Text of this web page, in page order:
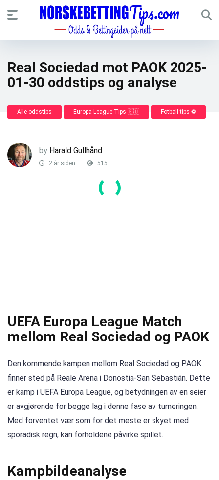
Real Sociedad mot PAOK 2025-
01-30 oddstips og analyse
Alle oddstips Europa League Tips 🇪🇺 Fotball tips ⚽
by Harald Gullhånd
2 år siden 515
UEFA Europa League Match
mellom Real Sociedad og PAOK
Den kommende kampen mellom Real Sociedad og PAOK
finner sted på Reale Arena i Donostia-San Sebastián. Dette
er kamp i UEFA Europa League, og betydningen av en seier
er avgjørende for begge lag i denne fase av turneringen.
Med forventet vær som for det meste er skyet med
sporadisk regn, kan forholdene påvirke spillet.
Kampbildeanalyse